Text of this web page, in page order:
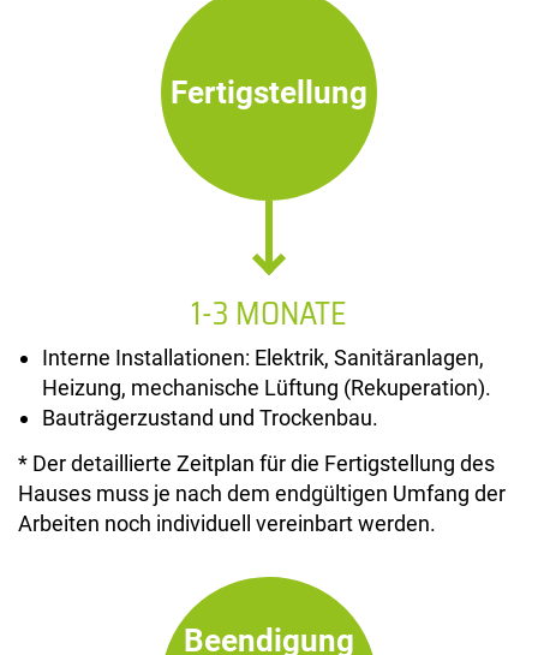
Fertigstellung
1-3 MONATE
Interne Installationen: Elektrik, Sanitäranlagen,
Heizung, mechanische Lüftung (Rekuperation).
Bauträgerzustand und Trockenbau.
* Der detaillierte Zeitplan für die Fertigstellung des
Hauses muss je nach dem endgültigen Umfang der
Arbeiten noch individuell vereinbart werden.
Beendigung